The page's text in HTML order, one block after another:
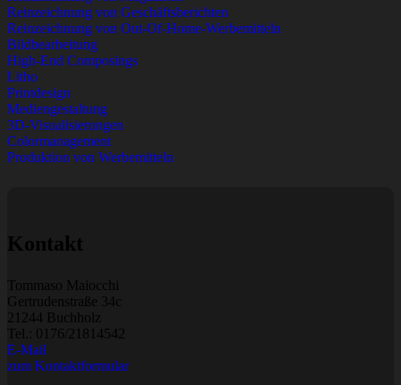
Reinzeichnung von Geschäftsberichten
Reinzeichnung von Out-Of-Home-Werbemitteln
Bildbearbeitung
High-End Composings
Litho
Printdesign
Mediengestaltung
3D-Visualisierungen
Colormanagement
Produktion von Werbemitteln
Kontakt
Tommaso Maiocchi
Gertrudenstraße 34c
21244 Buchholz
Tel.: 0176/21814542
E-Mail
zum Kontaktformular